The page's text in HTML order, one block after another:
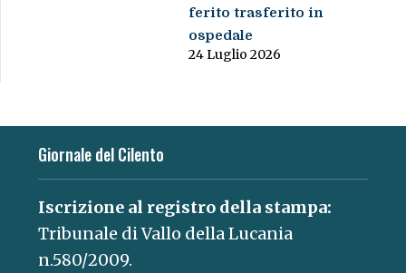
ferito trasferito in
ospedale
24 Luglio 2026
Giornale del Cilento
Iscrizione al registro della stampa:
Tribunale di Vallo della Lucania
n.580/2009.